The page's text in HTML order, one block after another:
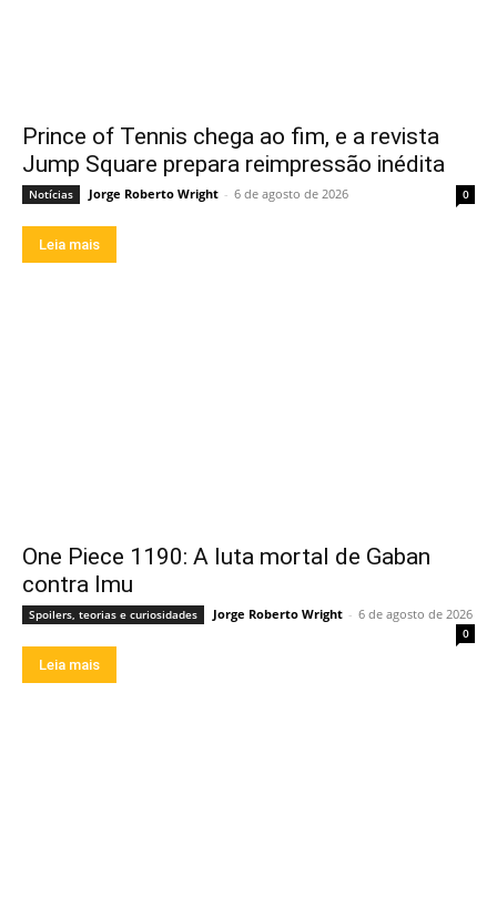
Prince of Tennis chega ao fim, e a revista
Jump Square prepara reimpressão inédita
Notícias Jorge Roberto Wright - 6 de agosto de 2026 0
Leia mais
One Piece 1190: A luta mortal de Gaban
contra Imu
Spoilers, teorias e curiosidades Jorge Roberto Wright - 6 de agosto de 2026
0
Leia mais